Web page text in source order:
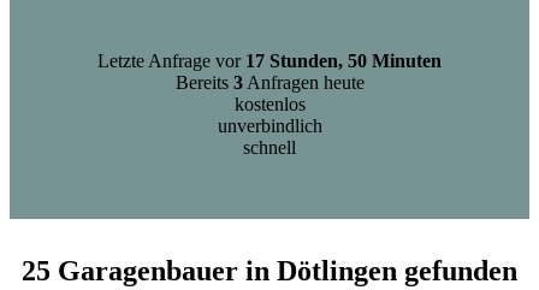
Letzte Anfrage vor 17 Stunden, 50 Minuten
Bereits 3Anfragen heute
kostenlos
unverbindlich
schnell
25 Garagenbauer in Dötlingen gefunden